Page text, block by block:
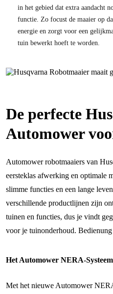
in het gebied dat extra aandacht
functie. Zo focust de maaier op
energie en zorgt voor een
tuin bewerkt hoeft te worden.
De perfecte
Automower
Automower robotmaaiers van
eersteklas afwerking en optimale
slimme functies en een lange
verschillende productlijnen zijn
tuinen en functies, dus je vindt
voor je tuinonderhoud. Bedienung
Het Automower NERA-Systeem
Met het nieuwe Automower